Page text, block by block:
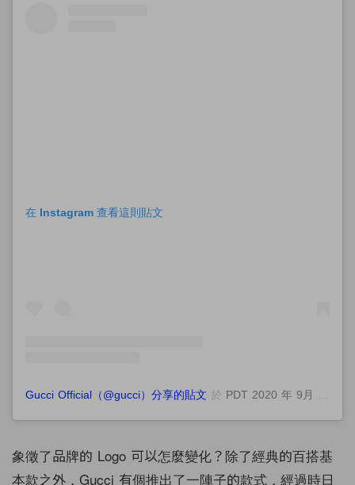
在 Instagram 查看這則貼文
Gucci Official（@gucci）分享的貼文 於 PDT 2020 年 9月 月 4 日 上午 5:00
象徵了品牌的 Logo 可以怎麼變化？除了經典的百搭基
本款之外，Gucci 有個推出了一陣子的款式，經過時日